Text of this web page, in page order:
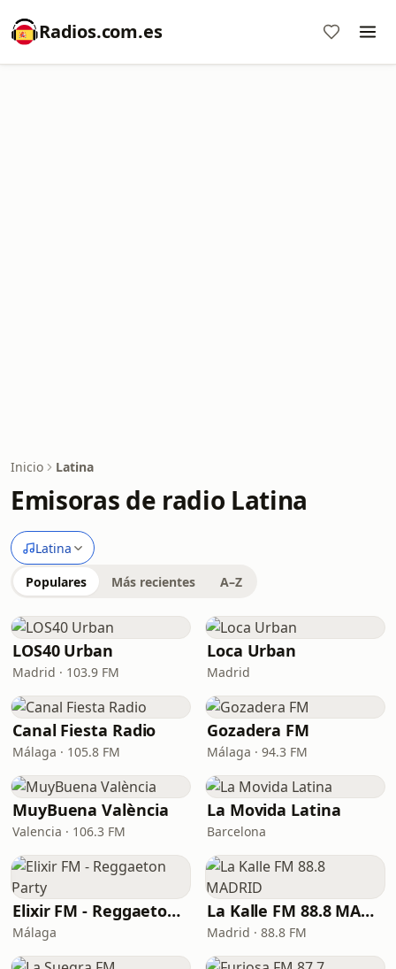
Radios.com.es
Inicio Latina
Emisoras de radio Latina
Latina
Populares Más recientes A–Z
LOS40 Urban
Madrid · 103.9 FM
Loca Urban
Madrid
Canal Fiesta Radio
Málaga · 105.8 FM
Gozadera FM
Málaga · 94.3 FM
MuyBuena València
Valencia · 106.3 FM
La Movida Latina
Barcelona
Elixir FM - Reggaeton Party
Málaga
La Kalle FM 88.8 MADRID
Madrid · 88.8 FM